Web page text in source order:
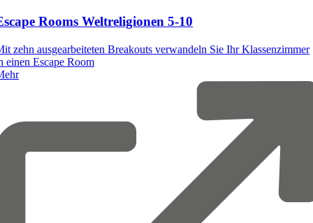
Rooms Weltreligionen 5-10
zehn ausgearbeiteten Breakouts verwandeln Sie Ihr Klassenzimmer
einen Escape Room